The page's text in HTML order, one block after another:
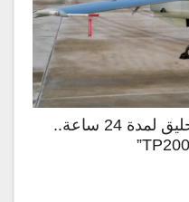
بحمولة طن وقدرة على التحليق لمدة 24 ساعة..